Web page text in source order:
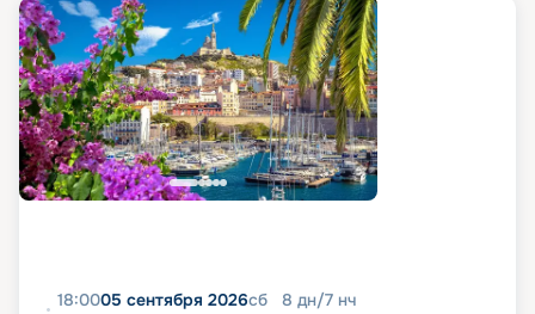
18:0005 сентября 2026сб 8 дн/7 нч